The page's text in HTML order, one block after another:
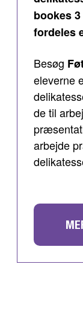
bookes
fordeles
Besøg
eleverne
de til
arbejde